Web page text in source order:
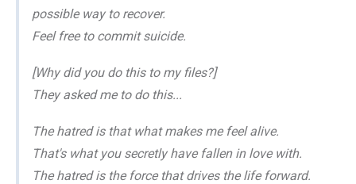
possible way to recover.
Feel free to commit suicide.
[Why did you do this to my files?]
They asked me to do this...
The hatred is that what makes me feel alive.
That's what you secretly have fallen in love with.
The hatred is the force that drives the life forward.